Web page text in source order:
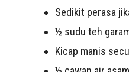
Sedikit perasa
½ sudu teh
Kicap manis